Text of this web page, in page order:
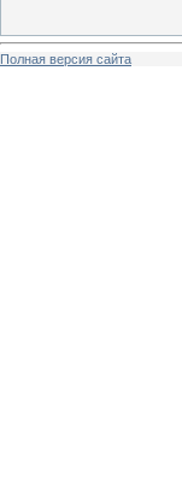
Полная версия сайта